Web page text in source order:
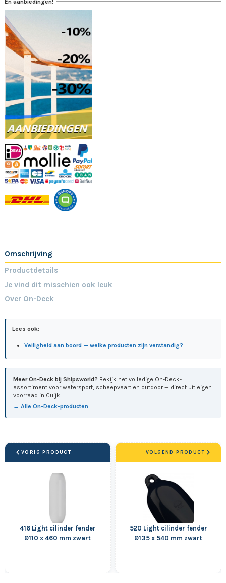
Omschrijving
Productdetails
Je vind dit misschien ook leuk
Over On-Deck
Lees ook:
Veiligheid aan boord — welke producten zijn verstandig?
Meer On-Deck bij Shipsworld? Bekijk het volledige On-Deck-
assortiment voor watersport, scheepvaart en outdoor — direct uit eigen
voorraad in Cuijk.
→ Alle On-Deck-producten
VORIG PRODUCT
416 Light cilinder fender
Ø110 x 460 mm zwart
520 Light cilinder fender
Ø135 x 540 mm zwart
VOLGEND PRODUCT